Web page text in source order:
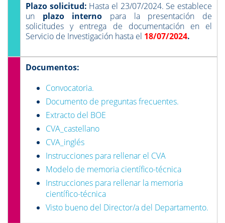
Plazo solicitud: Hasta el 23/07/2024. Se establece
un plazo interno para la presentación de
solicitudes y entrega de documentación en el
Servicio de Investigación hasta el 18/07/2024.
Documentos:
Convocatoria.
Documento de preguntas frecuentes.
Extracto del BOE
CVA_castellano
CVA_inglés
Instrucciones para rellenar el CVA
Modelo de memoria científico-técnica
Instrucciones para rellenar la memoria
científico-técnica
Visto bueno del Director/a del Departamento.